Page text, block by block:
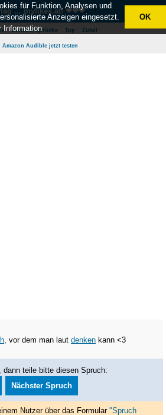
... mylikes.at! ❤❤❤
Beliebte Sprüche Top Zufall
Amazon Audible jetzt testen
, vor dem man laut denken kann <3
dann teile bitte diesen Spruch:
Nächster Spruch
Nutzer über das Formular "Spruch
für Funktion, Analysen und
Anzeigen eingesetzt.
Information
OK